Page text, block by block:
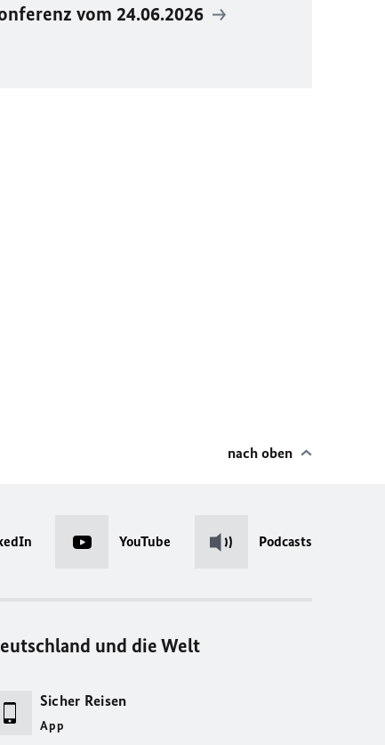
vom 24.06.2026
nach oben
YouTube Podcasts
und die Welt
Sicher Reisen
App